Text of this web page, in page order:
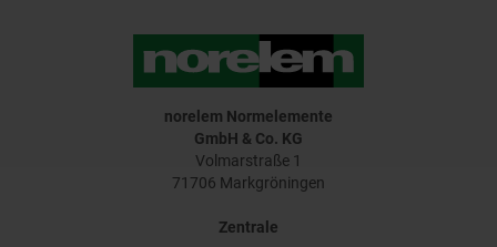
norelem Normelemente
GmbH & Co. KG
Volmarstraße 1
71706 Markgröningen
Zentrale